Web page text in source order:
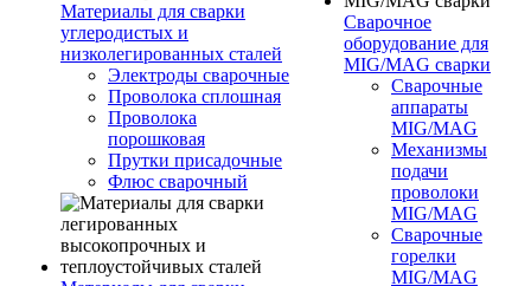
Материалы для сварки
углеродистых и
низколегированных сталей
Электроды сварочные
Проволока сплошная
Проволока
порошковая
Прутки присадочные
Флюс сварочный
Сварочное
оборудование для
MIG/MAG сварки
Сварочные
аппараты
MIG/MAG
Механизмы
подачи
проволоки
MIG/MAG
Сварочные
горелки
MIG/MAG